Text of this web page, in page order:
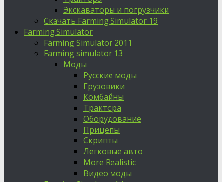
Экскаваторы и погрузчики
Скачать Farming Simulator 19
Farming Simulator
Farming Simulator 2011
Farming simulator 13
Моды
Русские моды
Грузовики
Комбайны
Трактора
Оборудование
Прицепы
Скрипты
Легковые авто
More Realistic
Видео моды